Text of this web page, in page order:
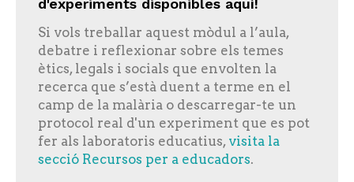
d'experiments disponibles aquí!
Si vols treballar aquest mòdul a l’aula,
debatre i reflexionar sobre els temes
ètics, legals i socials que envolten la
recerca que s’està duent a terme en el
camp de la malària o descarregar-te un
protocol real d'un experiment que es pot
fer als laboratoris educatius, visita la
secció Recursos per a educadors.